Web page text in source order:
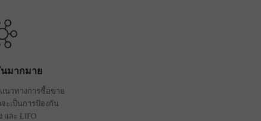
นมากมาย
นวทางการซื้อขาย
ะเป็นการป้องกัน
และ LIFO